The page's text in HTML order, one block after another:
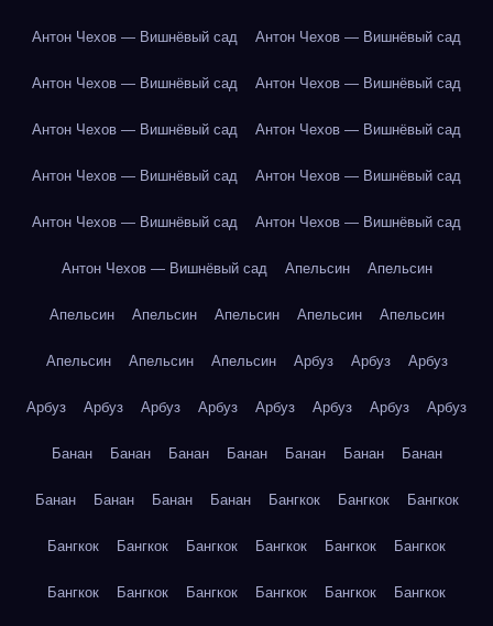
Антон Чехов — Вишнёвый сад Антон Чехов — Вишнёвый сад
Антон Чехов — Вишнёвый сад Антон Чехов — Вишнёвый сад
Антон Чехов — Вишнёвый сад Антон Чехов — Вишнёвый сад
Антон Чехов — Вишнёвый сад Антон Чехов — Вишнёвый сад
Антон Чехов — Вишнёвый сад Антон Чехов — Вишнёвый сад
Антон Чехов — Вишнёвый сад Апельсин Апельсин
Апельсин Апельсин Апельсин Апельсин Апельсин
Апельсин Апельсин Апельсин Арбуз Арбуз Арбуз
Арбуз Арбуз Арбуз Арбуз Арбуз Арбуз Арбуз Арбуз
Банан Банан Банан Банан Банан Банан Банан
Банан Банан Банан Банан Бангкок Бангкок Бангкок
Бангкок Бангкок Бангкок Бангкок Бангкок Бангкок
Бангкок Бангкок Бангкок Бангкок Бангкок Бангкок